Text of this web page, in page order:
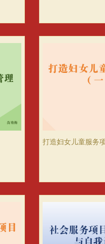
打造妇女儿童服务